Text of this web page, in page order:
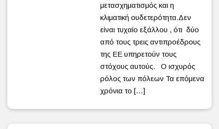
μετασχηματισμός και η
κλιματική ουδετερότητα.Δεν
είναι τυχαίο εξάλλου , ότι δύο
από τους τρεις αντιπροέδρους
της ΕΕ υπηρετούν τους
στόχους αυτούς. Ο ισχυρός
ρόλος των πόλεων Τα επόμενα
χρόνια το […]